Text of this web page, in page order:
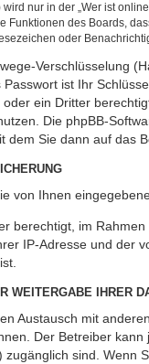
nur in der „Wer ist
Funktionen des Boards,
oder
Verschlüsselung
ist Ihr
ein Dritter
Die phpBB-
dem Sie dann auf das
von Ihnen
berechtigt, im
IP-Adresse und der
WEITERGABE IHRER
Austausch mit
Der Betreiber
zugänglich sind.